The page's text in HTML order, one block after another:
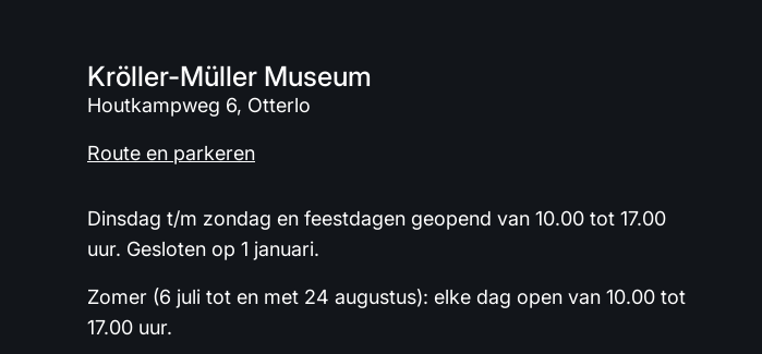
Kröller-Müller Museum
Houtkampweg 6, Otterlo
Route en parkeren
Dinsdag t/m zondag en feestdagen geopend van 10.00 tot 17.00
uur. Gesloten op 1 januari.
Zomer (6 juli tot en met 24 augustus): elke dag open van 10.00 tot
17.00 uur.